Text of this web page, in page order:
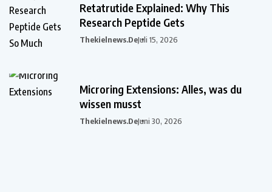
Retatrutide Explained: Why This
Research Peptide Gets
Thekielnews.deJuli 15, 2026
Microring Extensions: Alles, was du
wissen musst
Thekielnews.deJuni 30, 2026